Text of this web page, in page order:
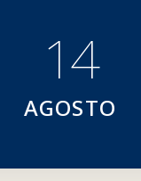
14
AGOSTO